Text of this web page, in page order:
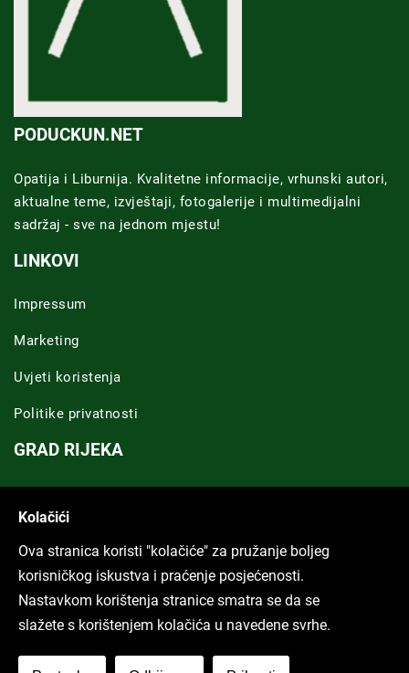
PODUCKUN.NET
Opatija i Liburnija. Kvalitetne informacije, vrhunski autori,
aktualne teme, izvještaji, fotogalerije i multimedijalni
sadržaj - sve na jednom mjestu!
LINKOVI
Impressum
Marketing
Uvjeti koristenja
Politike privatnosti
GRAD RIJEKA
ARHIVA TEKSTOVA
Svi tekstovi
Kolačići
Ova stranica koristi "kolačiće" za pružanje boljeg
korisničkog iskustva i praćenje posjećenosti.
Nastavkom korištenja stranice smatra se da se
slažete s korištenjem kolačića u navedene svrhe.